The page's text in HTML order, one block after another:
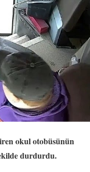
okul otobüsünün
durdurdu.